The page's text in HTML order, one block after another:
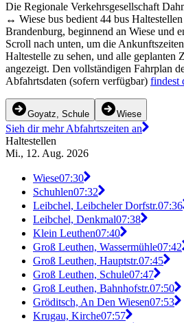
Die Regionale Verkehrsgesellschaft
↔︎ Wiese bus bedient 44 bus
Brandenburg, beginnend an Wiese und
Scroll nach unten, um die
Haltestelle zu sehen, und alle geplanten
angezeigt. Den vollständigen Fahrplan
Abfahrtsdaten (sofern verfügbar) findest
Goyatz, Schule Wiese
Sieh dir mehr Abfahrtszeiten an
Haltestellen
Mi., 12. Aug. 2026
Wiese07:30
Schuhlen07:32
Leibchel, Leibcheler Dorfstr.07:36
Leibchel, Denkmal07:38
Klein Leuthen07:40
Groß Leuthen, Wassermühle07:42
Groß Leuthen, Hauptstr.07:45
Groß Leuthen, Schule07:47
Groß Leuthen, Bahnhofstr.07:50
Gröditsch, An Den Wiesen07:53
Krugau, Kirche07:57